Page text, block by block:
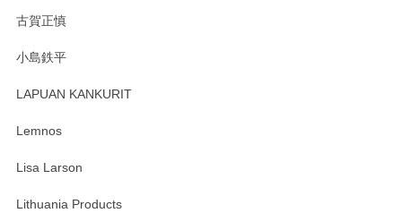
す。 素敵な湯呑みでとても気に入りました。 発送も早く、
たm(_)m
います。無事に届いたようで安心いたしまし
古賀正慎
小島鉄平
LAPUAN KANKURIT
Lemnos
Lisa Larson
Lithuania Products